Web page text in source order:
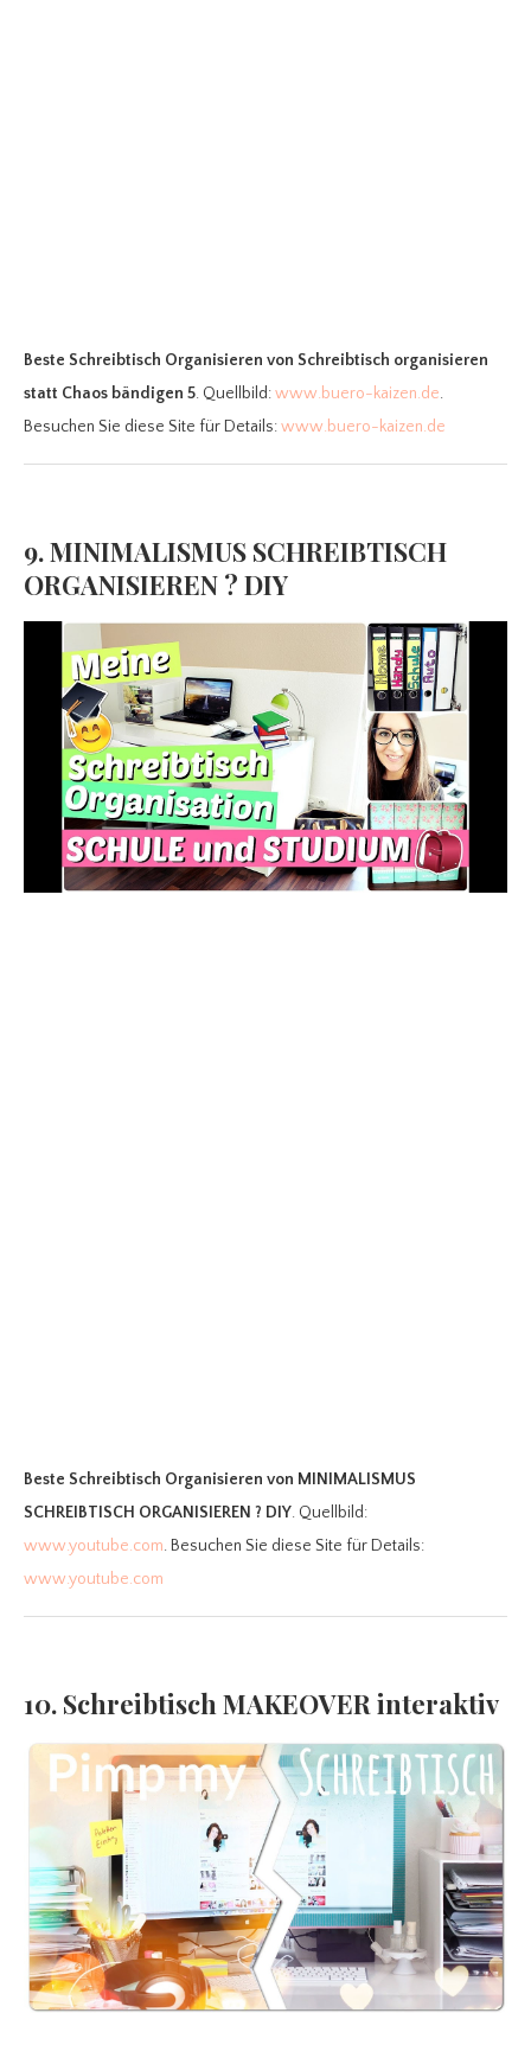
Beste Schreibtisch Organisieren von Schreibtisch organisieren
statt Chaos bändigen 5. Quellbild:www.buero-kaizen.de.
Besuchen Sie diese Site für Details:www.buero-kaizen.de
9. MINIMALISMUS SCHREIBTISCH
ORGANISIEREN ? DIY
Beste Schreibtisch Organisieren von MINIMALISMUS
SCHREIBTISCH ORGANISIEREN ? DIY. Quellbild:
www.youtube.com. Besuchen Sie diese Site für Details:
www.youtube.com
10. Schreibtisch MAKEOVER interaktiv